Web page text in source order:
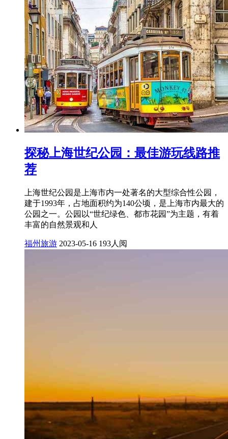
探秘上海世纪公园：最佳游玩线路推
荐
上海世纪公园是上海市内一处著名的大型综合性公园，
建于1993年，占地面积约为140公顷，是上海市内最大的
公园之一。公园以“世纪绿色、都市花园”为主题，有着
丰富的自然景观和人
福州旅游 2023-05-16 193人阅